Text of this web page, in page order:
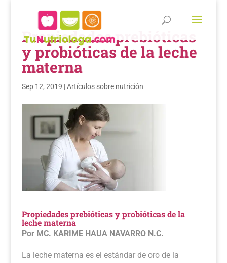
Propiedades prebióticas
y probióticas de la leche
materna
Sep 12, 2019 |Artículos sobre nutrición
Propiedades prebióticas y probióticas de la
leche materna
Por MC. KARIME HAUA NAVARRO N.C.
La leche materna es el estándar de oro de la